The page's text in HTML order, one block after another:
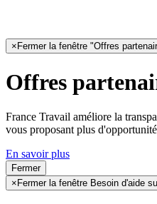
× Fermer la fenêtre "Offres
Offres
France Travail améliore la
vous proposant plus
En savoir plus
Fermer
× Fermer la fenêtre Besoin d'aide